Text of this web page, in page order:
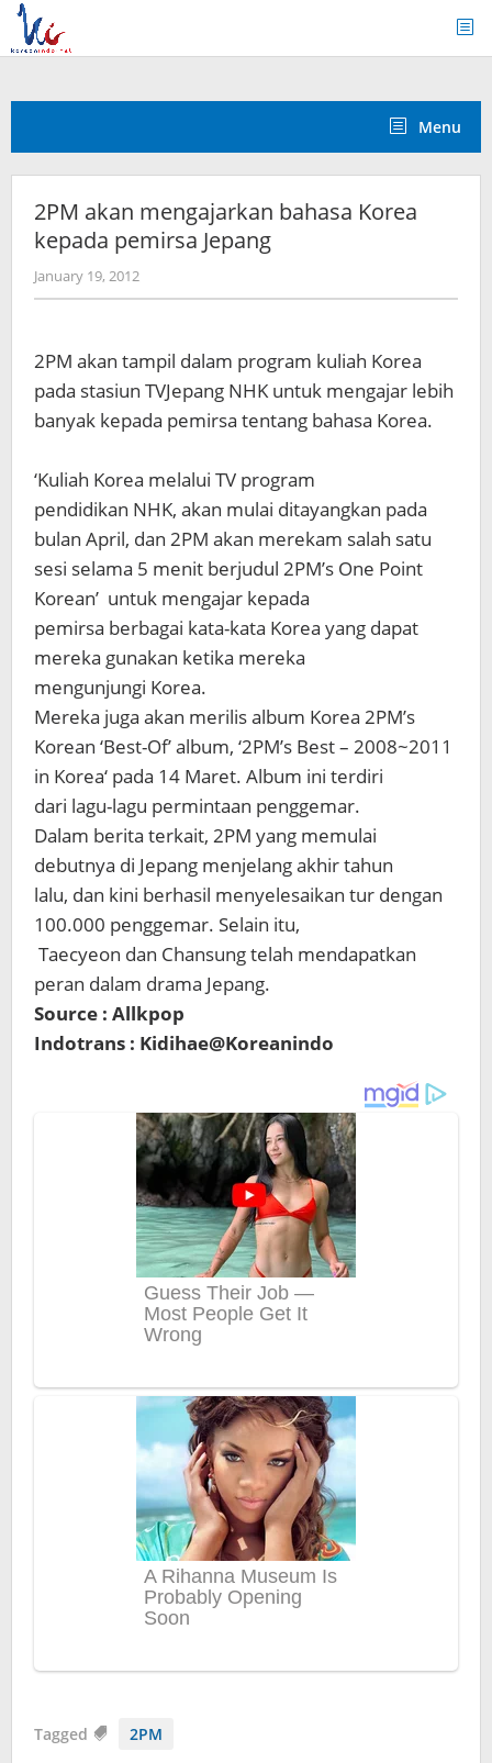
Skip
content
Menu
2PM akan mengajarkan bahasa Korea
kepada pemirsa Jepang
January 19, 2012by
Koreanindo
2PM akan tampil dalam program kuliah Korea
pada stasiun TVJepang NHK untuk mengajar lebih
banyak kepada pemirsa tentang bahasa Korea.
‘Kuliah Korea melalui TV program
pendidikan NHK, akan mulai ditayangkan pada
bulan April, dan 2PM akan merekam salah satu
sesi selama 5 menit berjudul 2PM’s One Point
Korean’ untuk mengajar kepada
pemirsa berbagai kata-kata Korea yang dapat
mereka gunakan ketika mereka
mengunjungi Korea.
Mereka juga akan merilis album Korea 2PM’s
Korean ‘Best-Of’ album, ‘2PM’s Best – 2008~2011
in Korea‘ pada 14 Maret. Album ini terdiri
dari lagu-lagu permintaan penggemar.
Dalam berita terkait, 2PM yang memulai
debutnya di Jepang menjelang akhir tahun
lalu, dan kini berhasil menyelesaikan tur dengan
100.000 penggemar. Selain itu,
Taecyeon dan Chansung telah mendapatkan
peran dalam drama Jepang.
Source : Allkpop
Indotrans : Kidihae@Koreanindo
Tagged 2PM